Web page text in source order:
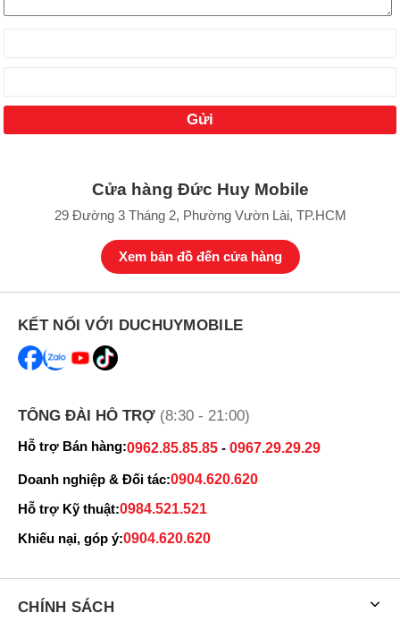
Cửa hàng Đức Huy Mobile
29 Đường 3 Tháng 2, Phường Vườn Lài, TP.HCM
Xem bản đồ đến cửa hàng
KẾT NỐI VỚI DUCHUYMOBILE
TỔNG ĐÀI HỖ TRỢ (8:30 - 21:00)
Hỗ trợ Bán hàng:0962.85.85.85 - 0967.29.29.29
Doanh nghiệp & Đối tác:0904.620.620
Hỗ trợ Kỹ thuật:0984.521.521
Khiếu nại, góp ý:0904.620.620
CHÍNH SÁCH